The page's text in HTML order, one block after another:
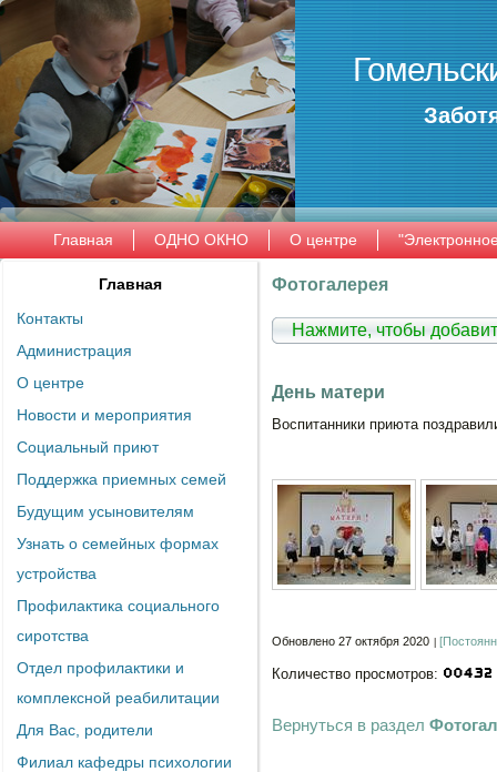
Главная ОДНО ОКНО О центре
Главная
Контакты
Администрация
О центре
Новости и мероприятия
Социальный приют
Поддержка приемных семей
Будущим усыновителям
Узнать о семейных формах
устройства
Профилактика социального
сиротства
Отдел профилактики и
комплексной реабилитации
Для Вас, родители
Филиал кафедры психологии
Фотогалерея
Нажмите, чтобы
День матери
Воспитанники приюта
Обновлено 27 октября 2020
Количество просмотров:
Вернуться в раздел